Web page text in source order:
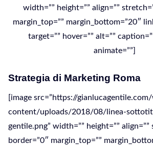
width=”” height=”” align=””
margin_top=”” margin_bottom=”20″
target=”” hover=”” alt=””
animate=””]
Strategia di Marketing Roma
[image src=”https://
content/uploads/2018/08/linea-
gentile.png” width=”” height=”” align=””
border=”0″ margin_top=””